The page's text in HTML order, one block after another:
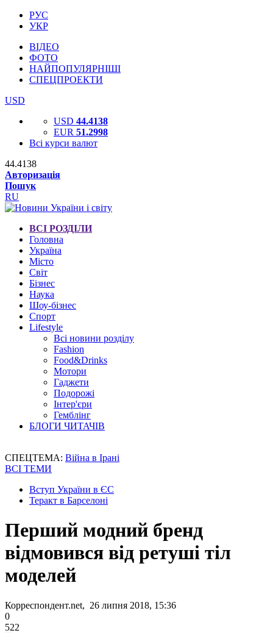
РУС
УКР
ВІДЕО
ФОТО
НАЙПОПУЛЯРНІШІ
СПЕЦПРОЕКТИ
USD
USD 44.4138
EUR 51.2998
Всі курси валют
44.4138
Авторизація
Пошук
RU
ВСІ РОЗДІЛИ
Головна
Україна
Місто
Світ
Бізнес
Наука
Шоу-бізнес
Спорт
Lifestyle
Всі новини розділу
Fashion
Food&Drinks
Мотори
Гаджети
Подорожі
Інтер'єри
Гемблінг
БЛОГИ ЧИТАЧІВ
СПЕЦТЕМА: Війна в Ірані
ВСІ ТЕМИ
Вступ України в ЄС
Теракт в Барселоні
Перший модний бренд
відмовився від ретуші тіл
моделей
Корреспондент.net, 26 липня 2018, 15:36
0
522